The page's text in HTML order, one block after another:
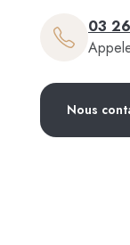
03
Nous